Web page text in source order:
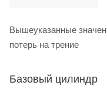
Вышеуказанные
потерь на трение
Базовый цилиндр